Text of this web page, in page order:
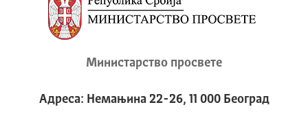
Министарство просвете
Адреса: Немањина 22-26, 11 000 Београд